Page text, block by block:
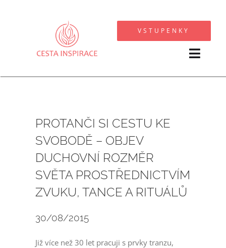
VSTUPENKY
SPOLUPRACUJI
FOTOGALERIE
O MNĚ
PROTANČI SI CESTU KE
SVOBODĚ – OBJEV
DUCHOVNÍ ROZMĚR
SVĚTA PROSTŘEDNICTVÍM
ZVUKU, TANCE A RITUÁLŮ
30/08/2015
Již více než 30 let pracuji s prvky tranzu,